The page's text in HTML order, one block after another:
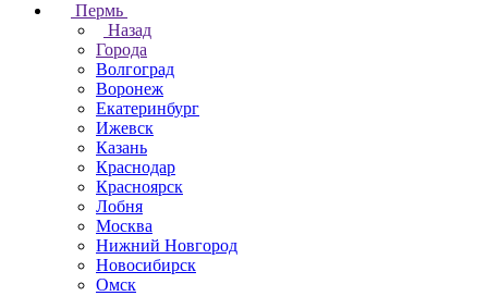
Пермь
Назад
Города
Волгоград
Воронеж
Екатеринбург
Ижевск
Казань
Краснодар
Красноярск
Лобня
Москва
Нижний Новгород
Новосибирск
Омск